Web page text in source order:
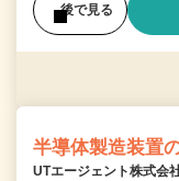
後で見る
半導体製造装置
UTエージェント株式会